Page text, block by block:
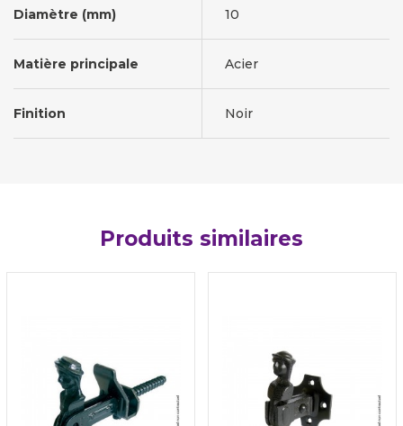
Diamètre (mm) 10
Matière principale Acier
Finition Noir
Produits similaires